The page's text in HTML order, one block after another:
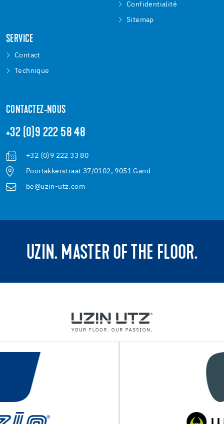
Confidentialité
Sitemap
SERVICE
Contact
Technique
CONTACTEZ-NOUS
+32 (0)9 222 58 48
+32 (0)9 222 33 80
Poortakkerstraat 37/0102, 9051 Gand
be@uzin-utz.com
UZIN. MASTER OF THE FLOOR.